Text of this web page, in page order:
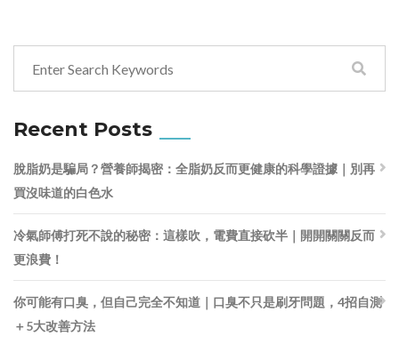
Recent Posts
脫脂奶是騙局？營養師揭密：全脂奶反而更健康的科學證據｜別再
買沒味道的白色水
冷氣師傅打死不說的秘密：這樣吹，電費直接砍半｜開開關關反而
更浪費！
你可能有口臭，但自己完全不知道｜口臭不只是刷牙問題，4招自測
＋5大改善方法